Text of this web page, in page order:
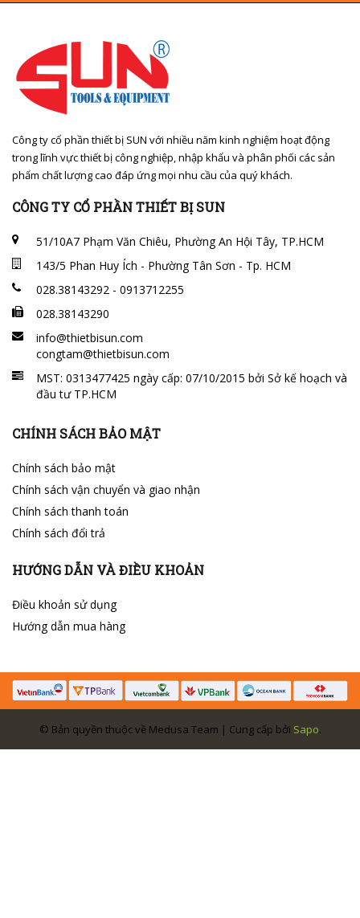
Công ty cổ phần thiết bị SUN với nhiều năm kinh nghiệm hoạt động
trong lĩnh vực thiết bị công nghiệp, nhập khẩu và phân phối các sản
phẩm chất lượng cao đáp ứng mọi nhu cầu của quý khách.
CÔNG TY CỔ PHẦN THIẾT BỊ SUN
51/10A7 Phạm Văn Chiêu, Phường An Hội Tây, TP.HCM
143/5 Phan Huy Ích - Phường Tân Sơn - Tp. HCM
028.38143292 - 0913712255
028.38143290
info@thietbisun.com
congtam@thietbisun.com
MST: 0313477425 ngày cấp: 07/10/2015 bởi Sở kế hoạch và
đầu tư TP.HCM
CHÍNH SÁCH BẢO MẬT
Chính sách bảo mật
Chính sách vận chuyển và giao nhận
Chính sách thanh toán
Chính sách đổi trả
HƯỚNG DẪN VÀ ĐIỀU KHOẢN
Điều khoản sử dụng
Hướng dẫn mua hàng
© Bản quyền thuộc về Medusa Team | Cung cấp bởi Sapo.